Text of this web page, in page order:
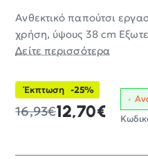
Ανθεκτικό παπούτσι
χρήση, ύψους 38 cm
Δείτε περισσότερα
Έκπτωση -25%
12,70€
16,93€